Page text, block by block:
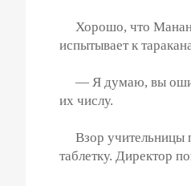
Хорошо, что
испытывает к
— Я думаю, вы
их числу.
Взор учительницы
таблетку. Директор